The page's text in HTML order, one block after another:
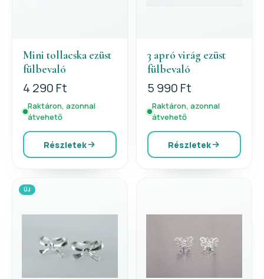
Mini tollacska ezüst
fülbevaló
4 290 Ft
Raktáron, azonnal
átvehető
Részletek
3 apró virág ezüst
fülbevaló
5 990 Ft
Raktáron, azonnal
átvehető
Részletek
ÚJ